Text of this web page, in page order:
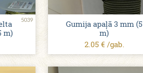
5039
m)
Gumija apaļā 3 mm (5
m)
2.05 € /gab.